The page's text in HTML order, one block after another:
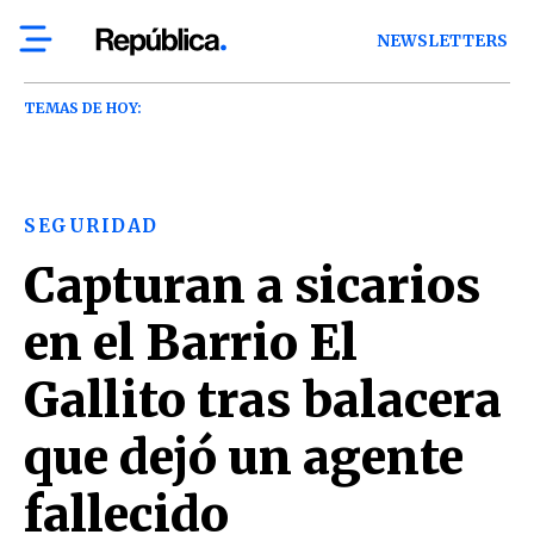
NEWSLETTERS
TEMAS DE HOY:
SEGURIDAD
Capturan a sicarios
en el Barrio El
Gallito tras balacera
que dejó un agente
fallecido